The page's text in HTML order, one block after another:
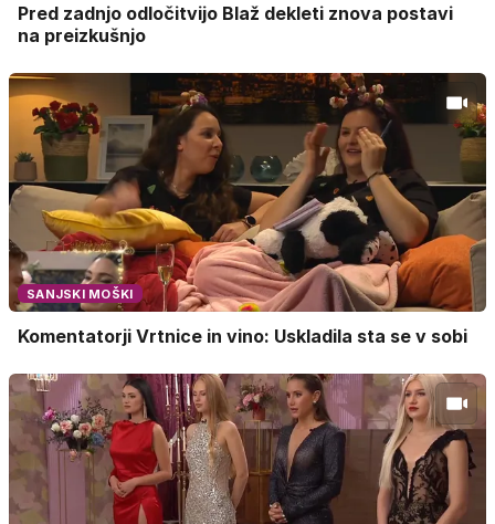
Pred zadnjo odločitvijo Blaž dekleti znova postavi
na preizkušnjo
SANJSKI MOŠKI
Komentatorji Vrtnice in vino: Uskladila sta se v sobi